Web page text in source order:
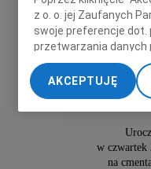
w czwartek
na
z o. o. jej Zaufanych
swoje preferencje dot.
przetwarzania danych
„Ustawienia
My, nasi Zaufani
dokładnych danych
Przechowywanie
treści, badnie
AKCEPTUJĘ